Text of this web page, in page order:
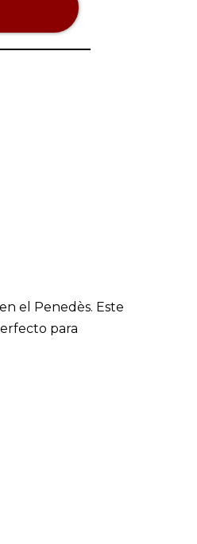
el Penedès. Este
para